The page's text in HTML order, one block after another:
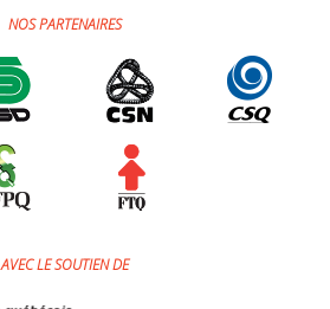
NOS PARTENAIRES
AVEC LE SOUTIEN DE